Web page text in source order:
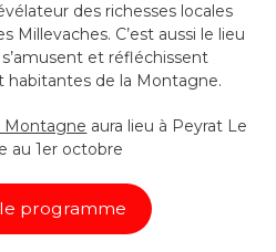
des richesses locales
Millevaches. C’est aussi le lieu
et réfléchissent
habitantes de la Montagne.
Montagne aura lieu à Peyrat Le
au 1er octobre
programme